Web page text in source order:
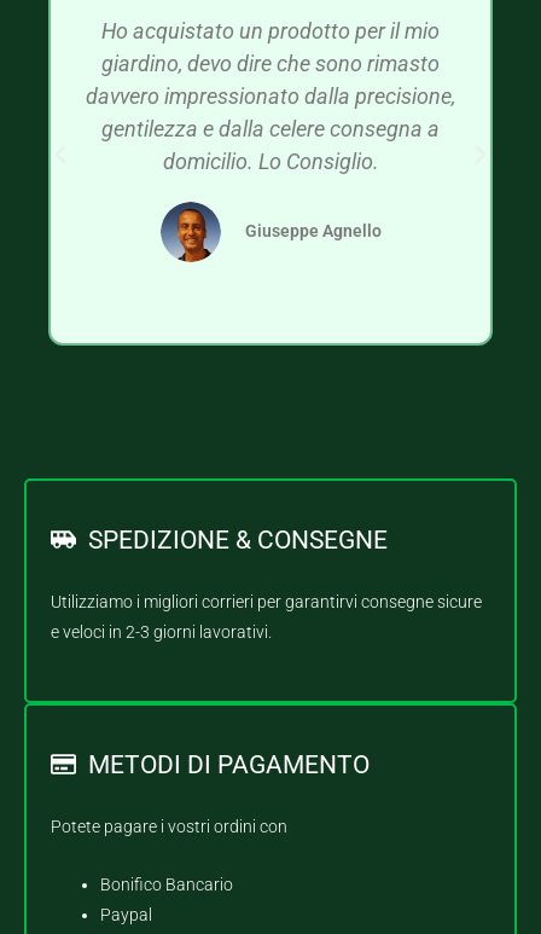
Ho acquistato un prodotto per il mio
giardino, devo dire che sono rimasto
davvero impressionato dalla precisione,
gentilezza e dalla celere consegna a
domicilio. Lo Consiglio.
Giuseppe Agnello
SPEDIZIONE & CONSEGNE
Utilizziamo i migliori corrieri per garantirvi consegne sicure
e veloci in 2-3 giorni lavorativi.
METODI DI PAGAMENTO
Potete pagare i vostri ordini con
Bonifico Bancario
Paypal